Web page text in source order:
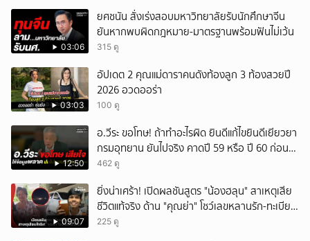
03:06
ยศชนัน สั่งเร่งสอบมหาวิทยาลัยรับนักศึกษาจีน
ยันหากพบผิดกฎหมาย-มาตรฐานพร้อมฟันไม่เว้น
315 ดู
03:03
อัปเดต 2 คุณแม่ดาราคนดังท้องลูก 3 ท้องสวยปี
2026 อวดออร่า
100 ดู
12:50
อ.วีระ ขอโทษ! ถ้าทำอะไรผิด ยินดีแก้ไขยินดีเยียวยา
กรมอุทยาน ยันไปจริง คาดปี 59 หรือ ปี 60 ก่อน
ปิดให้พัก
462 ดู
09:07
ยิ่งน่าเศร้า! เปิดผลชันสูตร "น้องฮลุน" สาเหตุเสีย
ชีวิตแท้จริง ด้าน "คุณย่า" โชว์เลขหลานรัก-ทะเบียน
รถเคลื่อนร่าง!
225 ดู